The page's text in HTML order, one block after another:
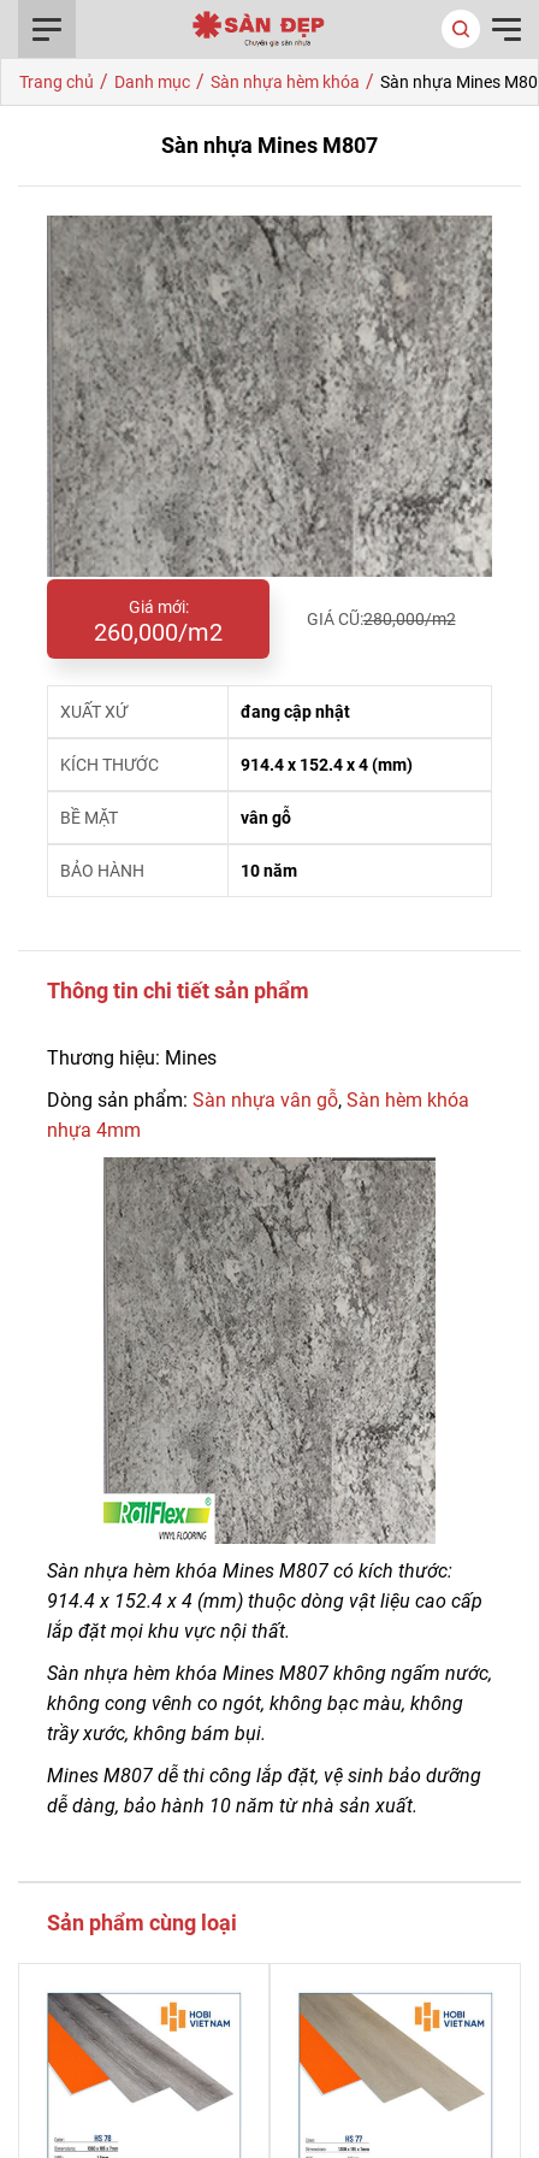
Trang chủ / Danh mục / Sàn nhựa hèm khóa / Sàn nhựa Mines
Sàn nhựa Mines M807
Giá mới:
260,000/m2 GIÁ CŨ:280,000/m2
XUẤT XỨ đang cập nhật
KÍCH THƯỚC 914.4 x 152.4 x 4 (mm)
BỀ MẶT vân gỗ
BẢO HÀNH 10 năm
Thông tin chi tiết sản phẩm
Thương hiệu: Mines
Dòng sản phẩm: Sàn nhựa vân gỗ, Sàn hèm khóa
nhựa 4mm
Sàn nhựa hèm khóa Mines M807 có kích thước:
914.4 x 152.4 x 4 (mm) thuộc dòng vật liệu cao cấp
lắp đặt mọi khu vực nội thất.
Sàn nhựa hèm khóa Mines M807 không ngấm nước,
không cong vênh co ngót, không bạc màu, không
trầy xước, không bám bụi.
Mines M807 dễ thi công lắp đặt, vệ sinh bảo dưỡng
dễ dàng, bảo hành 10 năm từ nhà sản xuất.
Sản phẩm cùng loại